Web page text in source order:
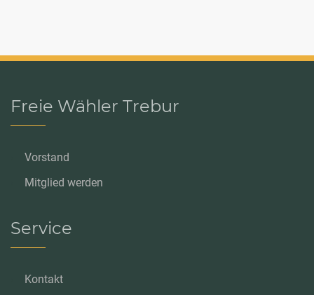
Freie Wähler Trebur
Vorstand
Mitglied werden
Service
Kontakt